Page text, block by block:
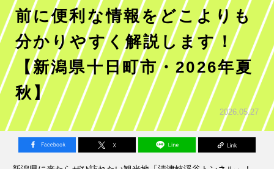
前に便利な情報をどこよりも
分かりやすく解説します！
【新潟県十日町市・2026年夏
秋】
2026.05.27